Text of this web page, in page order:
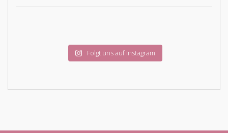
Folgt uns auf Instagram